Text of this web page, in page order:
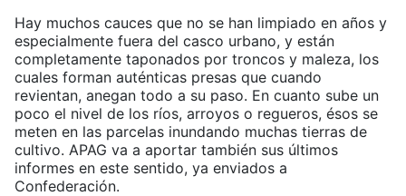
Hay muchos cauces que no se han limpiado en años y
especialmente fuera del casco urbano, y están
completamente taponados por troncos y maleza, los
cuales forman auténticas presas que cuando
revientan, anegan todo a su paso. En cuanto sube un
poco el nivel de los ríos, arroyos o regueros, ésos se
meten en las parcelas inundando muchas tierras de
cultivo. APAG va a aportar también sus últimos
informes en este sentido, ya enviados a
Confederación.